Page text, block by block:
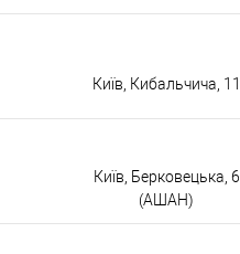
Київ, Кибальчича, 11
Київ, Берковецька, 6
(АШАН)